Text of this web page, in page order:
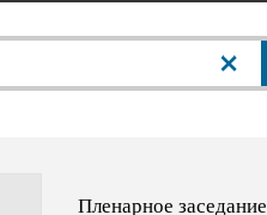
Пленарное заседание